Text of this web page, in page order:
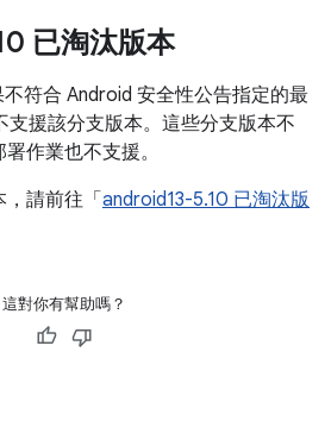
已淘汰版本
符合 Android 安全性公告指定的最
支援該分支版本。這些分支版本不
作業也不支援。
請前往「 android13-5.10 已淘汰版
這對你有幫助嗎？